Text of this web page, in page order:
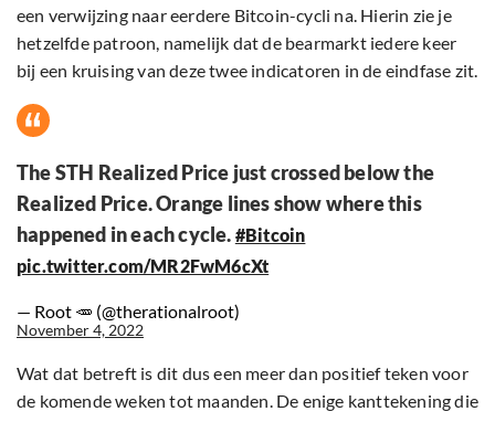
een verwijzing naar eerdere Bitcoin-cycli na. Hierin zie je
hetzelfde patroon, namelijk dat de bearmarkt iedere keer
bij een kruising van deze twee indicatoren in de eindfase zit.
The STH Realized Price just crossed below the
Realized Price. Orange lines show where this
happened in each cycle. #Bitcoin
pic.twitter.com/MR2FwM6cXt
— Root 🥕 (@therationalroot)
November 4, 2022
Wat dat betreft is dit dus een meer dan positief teken voor
de komende weken tot maanden. De enige kanttekening die